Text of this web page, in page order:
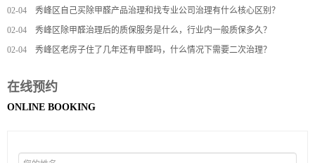
02-04
秀峰区自己买除甲醛产品治理和找专业公司治理有什么核心区别？
02-04
秀峰区除甲醛治理后的质保服务是什么，行业内一般质保多久？
02-04
秀峰区老房子住了几年还有甲醛吗，什么情况下需要二次治理？
在线预约
ONLINE BOOKING